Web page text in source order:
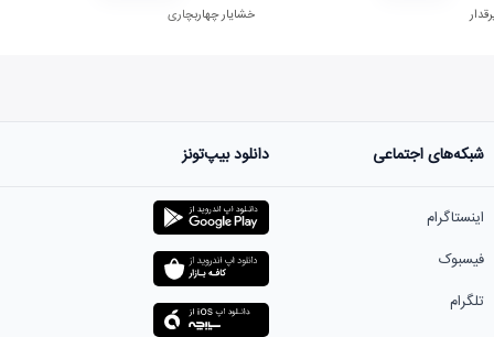
خشایار چهاربچاری
شبکه‌های اجتماعی
اینستاگرام
فیسبوک
تلگرام
دانلود بیپ‌تونز